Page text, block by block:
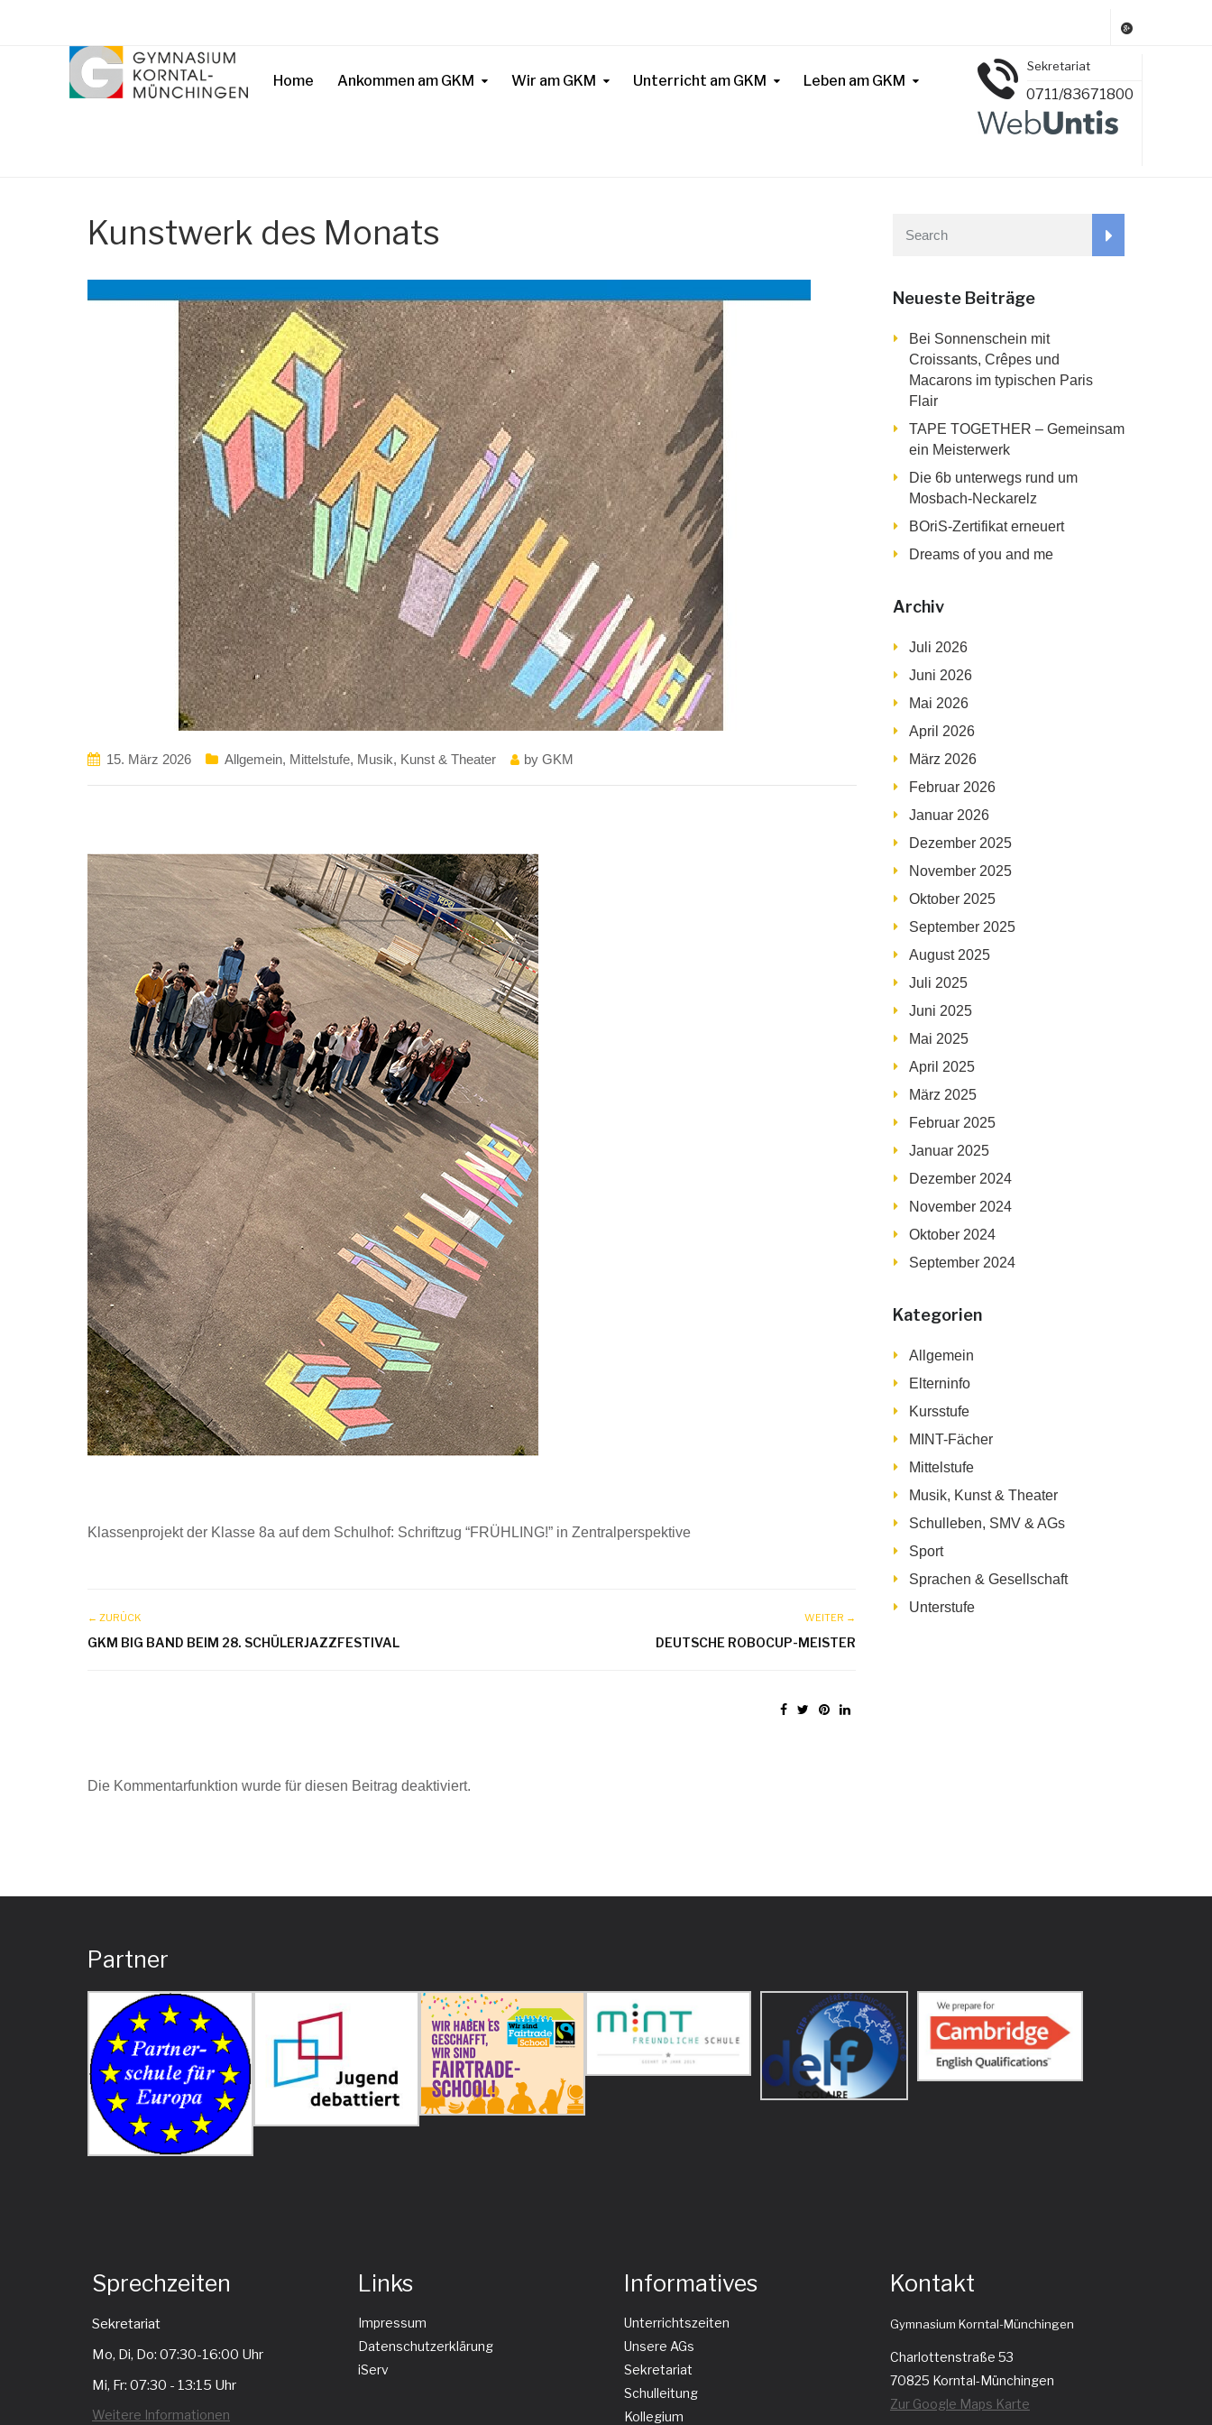
Home Ankommen am GKM Wir am GKM Unterricht am GKM Leben am GKM
Sekretariat
0711/83671800
Kunstwerk des Monats
15. März 2026 Allgemein, Mittelstufe, Musik, Kunst & Theater by GKM
Klassenprojekt der Klasse 8a auf dem Schulhof: Schriftzug “FRÜHLING!” in Zentralperspektive
← ZURÜCK
GKM BIG BAND BEIM 28. SCHÜLERJAZZFESTIVAL
WEITER →
DEUTSCHE ROBOCUP-MEISTER
Die Kommentarfunktion wurde für diesen Beitrag deaktiviert.
Neueste Beiträge
Bei Sonnenschein mit
Croissants, Crêpes und
Macarons im typischen Paris
Flair
TAPE TOGETHER – Gemeinsam
ein Meisterwerk
Die 6b unterwegs rund um
Mosbach-Neckarelz
BOriS-Zertifikat erneuert
Dreams of you and me
Archiv
Juli 2026
Juni 2026
Mai 2026
April 2026
März 2026
Februar 2026
Januar 2026
Dezember 2025
November 2025
Oktober 2025
September 2025
August 2025
Juli 2025
Juni 2025
Mai 2025
April 2025
März 2025
Februar 2025
Januar 2025
Dezember 2024
November 2024
Oktober 2024
September 2024
Kategorien
Allgemein
Elterninfo
Kursstufe
MINT-Fächer
Mittelstufe
Musik, Kunst & Theater
Schulleben, SMV & AGs
Sport
Sprachen & Gesellschaft
Unterstufe
Partner
Sprechzeiten
Sekretariat
Mo, Di, Do: 07:30-16:00 Uhr
Mi, Fr: 07:30 - 13:15 Uhr
Weitere Informationen
Links
Impressum
Datenschutzerklärung
iServ
Informatives
Unterrichtszeiten
Unsere AGs
Sekretariat
Schulleitung
Kollegium
Kontakt
Gymnasium Korntal-Münchingen
Charlottenstraße 53
70825 Korntal-Münchingen
Zur Google Maps Karte